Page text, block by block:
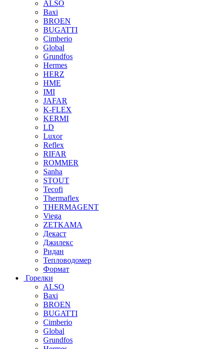
ALSO
Baxi
BROEN
BUGATTI
Cimberio
Global
Grundfos
Hermes
HERZ
HME
IMI
JAFAR
K-FLEX
KERMI
LD
Luxor
Reflex
RIFAR
ROMMER
Sanha
STOUT
Tecofi
Thermaflex
THERMAGENT
Viega
ZETKAMA
Декаст
Джилекс
Ридан
Тепловодомер
Формат
Горелки
ALSO
Baxi
BROEN
BUGATTI
Cimberio
Global
Grundfos